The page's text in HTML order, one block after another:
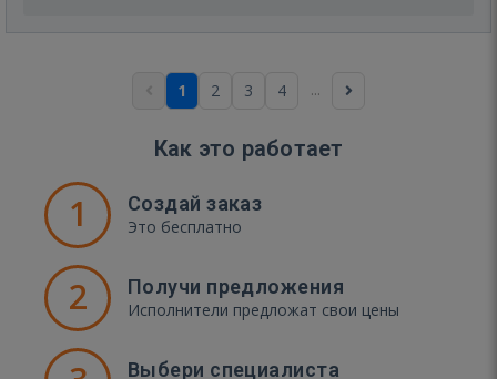
1 2 3 4 ...
Как это работает
1 Создай заказ
Это бесплатно
2 Получи предложения
Исполнители предложат свои цены
Выбери специалиста